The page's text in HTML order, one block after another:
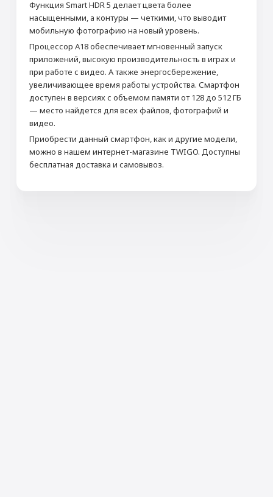
Функция Smart HDR 5 делает цвета более
насыщенными, а контуры — четкими, что выводит
мобильную фотографию на новый уровень.
Процессор A18 обеспечивает мгновенный запуск
приложений, высокую производительность в играх и
при работе с видео. А также энергосбережение,
увеличивающее время работы устройства. Смартфон
доступен в версиях с объемом памяти от 128 до 512 ГБ
— место найдется для всех файлов, фотографий и
видео.
Приобрести данный смартфон, как и другие модели,
можно в нашем интернет-магазине TWIGO. Доступны
бесплатная доставка и самовывоз.